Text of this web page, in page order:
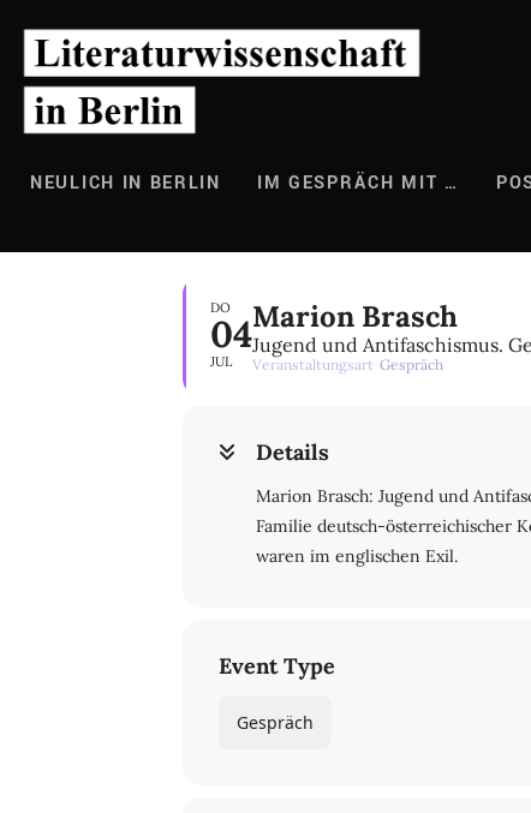
Inhalt
springen
NEULICH IN BERLIN IM GESPRÄCH MIT …
DO
04
JUL
Marion Brasch
Jugend und Antifaschismus.
Veranstaltungsart Gespräch
Details
Marion Brasch: Jugend und
Familie deutsch-österreichischer
waren im englischen Exil.
Event Type
Gespräch